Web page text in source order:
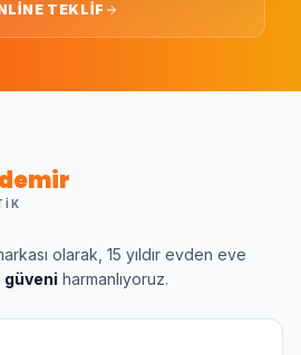
TEKLIF
olarak, 15 yıldır evden eve
güveni harmanlıyoruz.